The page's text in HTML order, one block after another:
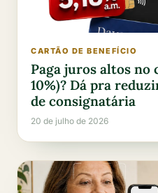
CARTÃO DE BENEFÍCIO
Paga juros altos no
10%)? Dá pra
de consignatária
20 de julho de 2026